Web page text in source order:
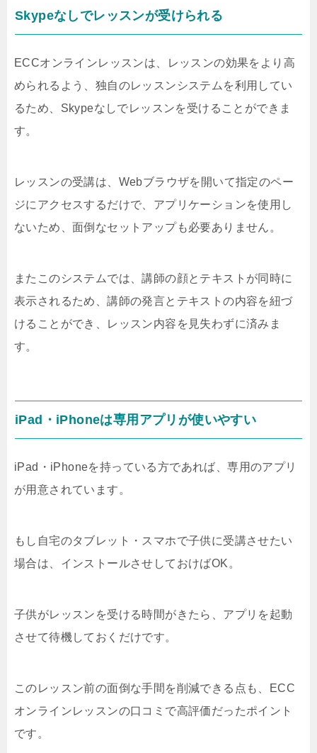
Skypeなしでレッスンが受けられる
ECCオンラインレッスンは、レッスンの効果をより高
められるよう、独自のレッスンシステムを利用してい
るため、Skypeなしでレッスンを受けることができま
す。
レッスンの受講は、Webブラウザを開いて指定のペー
ジにアクセスするだけで、アプリケーションを使用し
ないため、面倒なセットアップも必要ありません。
またこのシステムでは、講師の顔とテキストが同時に
表示されるため、講師の発言とテキストの内容を紐づ
けることができ、レッスン内容を見失わずに済みま
す。
iPad・iPhoneは専用アプリが使いやすい
iPad・iPhoneを持っている方であれば、専用のアプリ
が用意されています。
もし自宅のタブレット・スマホで子供に受講させたい
場合は、インストールさせしておけばOK。
子供がレッスンを受ける時間がきたら、アプリを起動
させて待機しておくだけです。
このレッスン前の面倒な手間を削減できる点も、ECC
オンラインレッスンの口コミで高評価だったポイント
です。